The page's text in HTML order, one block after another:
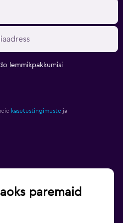
lemmikpakkumisi
kasutustingimuste ja
paremaid